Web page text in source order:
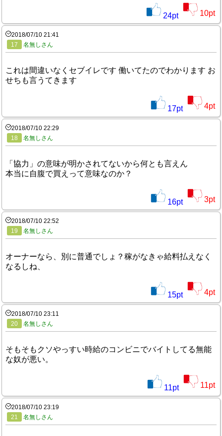
24pt 10pt
2018/07/10 21:41
17
名無しさん
これは間違いなくセブイレです 働いてたのでわかります お
せちも言うてきます
17pt 4pt
2018/07/10 22:29
18
名無しさん
「協力」の意味が明かされてないから何とも言えん
本当に自腹で買えって意味なのか？
16pt 3pt
2018/07/10 22:52
19
名無しさん
オーナーなら、別に普通でしょ？稼がなきゃ給料払えなく
なるしね、
15pt 4pt
2018/07/10 23:11
20
名無しさん
そもそもクソやっすい時給のコンビニでバイトしてる無能
な奴が悪い。
11pt 11pt
2018/07/10 23:19
21
名無しさん